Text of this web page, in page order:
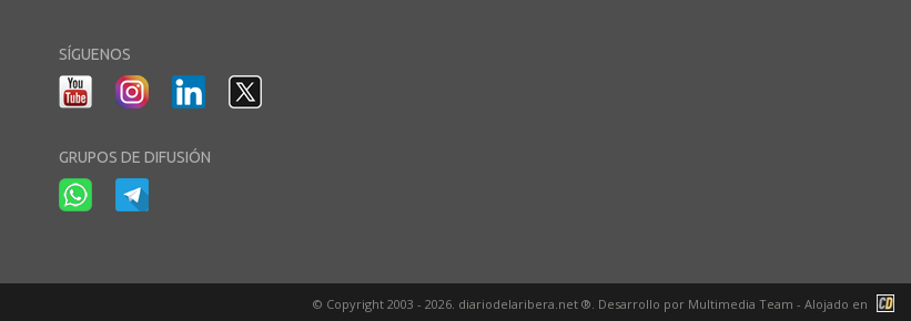
SÍGUENOS
GRUPOS DE DIFUSIÓN
© Copyright 2003 - 2026. diariodelaribera.net ®. Desarrollo por Multimedia Team - Alojado en